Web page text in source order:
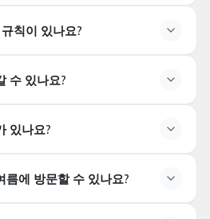
원 입장권이 포함될 수 있습니
로부터특정 기간 내에
.
칙이 있나요?
구에는 키 제한이
이는 무료입니다.
수 있나요?
라외부 음식과 음료를 가져오는
.
있나요?
및 수건 대여 서비스
름에 방문할 수 있나요?